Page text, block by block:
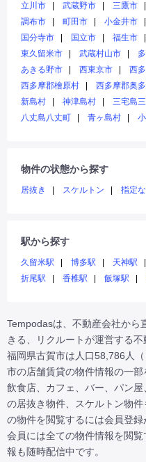
立川市
武蔵野市 三鷹市
調布市
町田市 小金井市
国分寺市
国立市 福生市
東久留米市
武蔵村山市
あきる野市
西東京市 西
西多摩郡檜原村
西多摩郡奥
新島村
神津島村 三宅島
八丈島八丈町
青ヶ島村
物件の状態から探す
居抜き スケルトン 指定
駅から探す
久留米駅 博多駅 天神駅
折尾駅
香椎駅 飯塚駅
Tempodasは、不動産会社から
きる、リクルートが運営する不
福岡県古賀市は人口58,786人
市の店舗賃貸の物件情報の一部
飲食店、カフェ、バー、パン
の居抜き物件、スケルトン物
の物件を閲覧するには会員登録
会員には全ての物件情報を閲
報も随時配信中です。